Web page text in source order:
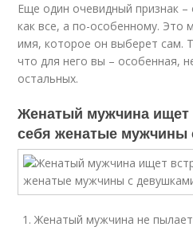
Еще один очевидный признак –
как все, а по-особенному.
имя, которое он выберет сам.
что для него вы – особенная,
остальных.
Женатый мужчина ищет
себя женатые мужчины
Женатый мужчина не